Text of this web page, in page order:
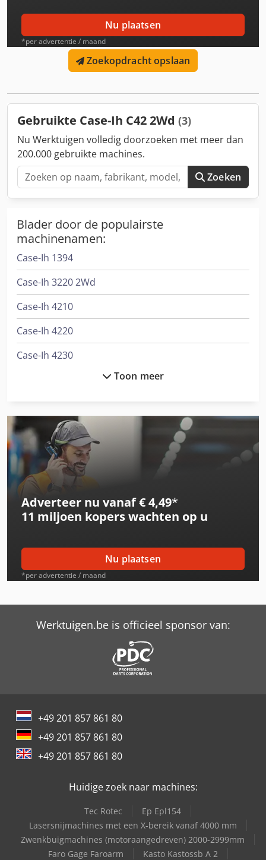
Nu plaatsen
*per advertentie / maand
Zoekopdracht opslaan
Gebruikte Case-Ih C42 2Wd (3)
Nu Werktuigen volledig doorzoeken met meer dan
200.000 gebruikte machines.
Zoeken
Blader door de populairste
machinenamen:
Case-Ih 1394
Case-Ih 3220 2Wd
Case-Ih 4210
Case-Ih 4220
Case-Ih 4230
Case-Ih 844 Xl
Case-Ih 845 Xla
Case-Ih C42
Case-Ih C48
Case-Ih C48 2Wd
Case-Ih C55 2Wd
Case-Ih C64 2Wd
Case-Ih Cs48 2Wd
Case-Ih Cvx 1145
Case-Ih Cx100 2Wd
Case-Ih Cx60 2Wd
Case-Ih Cx70 2Wd
Case-Ih Cx80 2Wd
Toon meer
Adverteer nu vanaf € 4,49*
11 miljoen koperswachten op u
Nu plaatsen
*per advertentie / maand
Werktuigen.be is officieel sponsor van:
+49 201 857 861 80
+49 201 857 861 80
+49 201 857 861 80
Huidige zoek naar machines:
Tec Rotec
Ep Epl154
Lasersnijmachines met een X-bereik vanaf 4000 mm
Zwenkbuigmachines (motoraangedreven) 2000-2999mm
Faro Gage Faroarm
Kasto Kastossb A 2